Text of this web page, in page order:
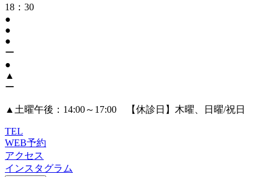
18：30
●
●
●
ー
●
▲
ー
▲ 土曜午後：14:00～17:00 【休診日】木曜、日曜/祝日
TEL
WEB予約
アクセス
インスタグラム